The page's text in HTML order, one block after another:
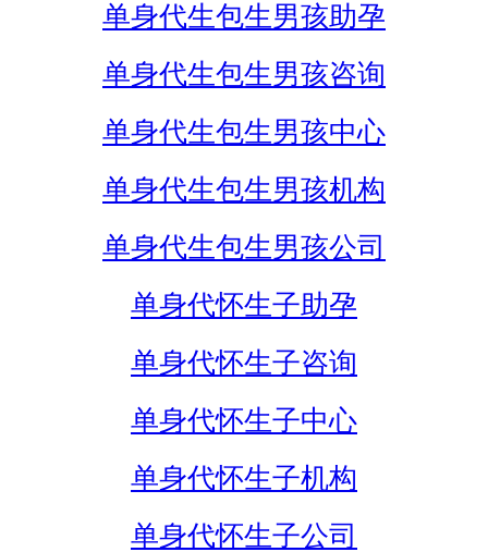
单身代生包生男孩助孕
单身代生包生男孩咨询
单身代生包生男孩中心
单身代生包生男孩机构
单身代生包生男孩公司
单身代怀生子助孕
单身代怀生子咨询
单身代怀生子中心
单身代怀生子机构
单身代怀生子公司